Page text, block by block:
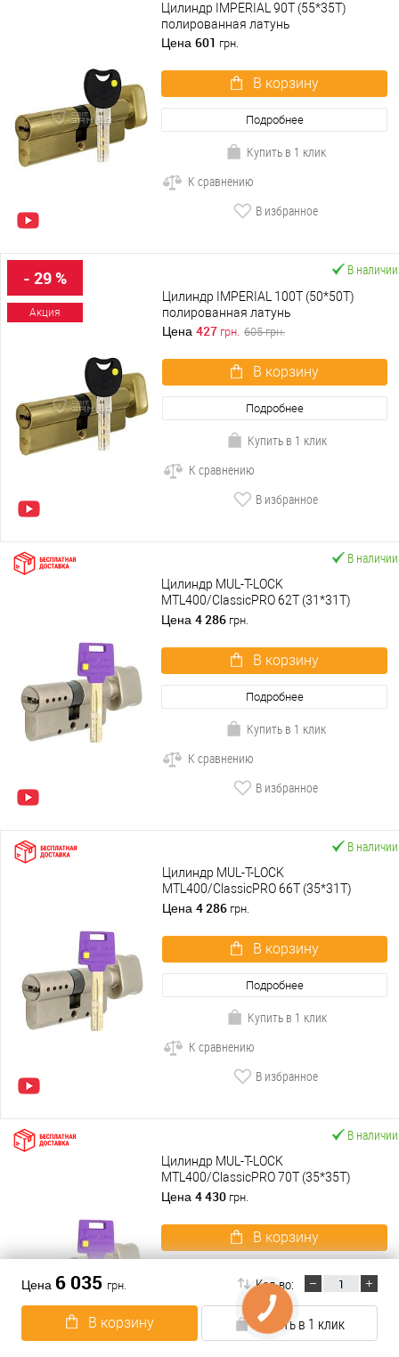
Цена 6 035 грн. Кол-во:
В корзину Купить в 1 клик
Цилиндр IMPERIAL 90T (55*35T)
полированная латунь
Цена 601 грн.
В корзину
Подробнее
Купить в 1 клик
К сравнению
В избранное
- 29 %
Акция
В наличии
Цилиндр IMPERIAL 100T (50*50T)
полированная латунь
Цена 427 грн. 605грн.
В корзину
Подробнее
Купить в 1 клик
К сравнению
В избранное
В наличии
Цилиндр MUL-T-LOCK
MTL400/ClassicPRO 62T (31*31T)
никель сатин
Цена 4 286 грн.
В корзину
Подробнее
Купить в 1 клик
К сравнению
В избранное
В наличии
Цилиндр MUL-T-LOCK
MTL400/ClassicPRO 66T (35*31T)
никель сатин
Цена 4 286 грн.
В корзину
Подробнее
Купить в 1 клик
К сравнению
В избранное
В наличии
Цилиндр MUL-T-LOCK
MTL400/ClassicPRO 70T (35*35T)
никель сатин
Цена 4 430 грн.
В корзину
Купить в 1 клик
К сравнению